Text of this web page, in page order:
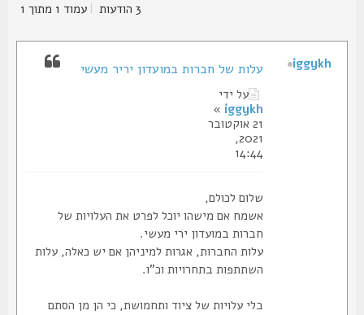
|עמוד1מתוך1
עלות של חברות במועדון יריר מעשי
על ידי
iggykh
»
21 אוקטובר
2021,
14:44
שלום לכולם,
אשמח אם מישהו יוכל לפרט את העלויות של
חברות במועדון ירי מעשי.
עלות החברות, אגרות למיניהן אם יש כאלה, עלות
השתתפות בתחרויות וכ"ו.
בלי עלויות של ציוד ותחמושת, כי הן מן הסתם
iggykh